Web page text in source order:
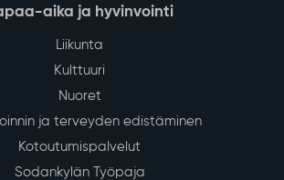
aika ja hyvinvointi
Liikunta
Kulttuuri
Nuoret
ja terveyden edistäminen
Kotoutumispalvelut
Sodankylän Työpaja